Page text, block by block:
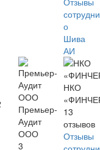
о
Шива
АИ
Премьер-
Аудит
ООО
3
НКО
13
отзывов
Отзывы